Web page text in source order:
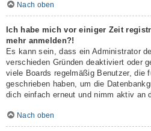
Nach oben
Ich habe mich vor einiger Zeit
mehr anmelden?!
Es kann sein, dass ein Administrator
verschieden Gründen deaktiviert oder
viele Boards regelmäßig Benutzer, die
geschrieben haben, um die
dich einfach erneut und nimm aktiv an
Nach oben